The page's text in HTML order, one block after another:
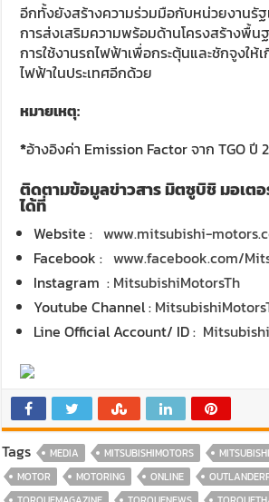
อีกทั้งยังสร้างความร่วมมือกับหน่วยงานรัฐ
การส่งเสริมความพร้อมด้านโครงสร้างพื้น
การใช้งานรถไฟฟ้าเพื่อกระตุ้นและชักจูงให้
ไฟฟ้าในประเทศอีกด้วย
หมายเหตุ:
*อ้างอิงค่า Emission Factor จาก TGO ปี
ติดตามข้อมูลข่าวสาร มิตซูบิชิ มอเตอ
ได้ที่
Website :www.mitsubishi-
Facebook :www.facebook.com/
Instagram : MitsubishiMotorsTh
Youtube Channel :
Line Official Account/ ID :
Tags MEDIA MITSUBISHIMOTORS
MOTOR
MOTORING ONLINE